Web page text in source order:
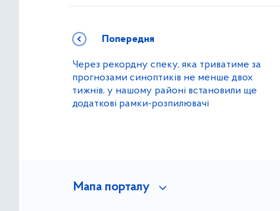
Попередня
Через рекордну спеку, яка триватиме за
прогнозами синоптиків не менше двох
тижнів, у нашому районі встановили ще
додаткові рамки-розпилювачі
Мапа порталу